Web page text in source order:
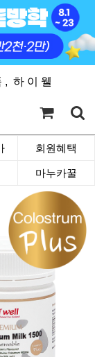
, 하 이 웰
회원혜택
마누카꿀